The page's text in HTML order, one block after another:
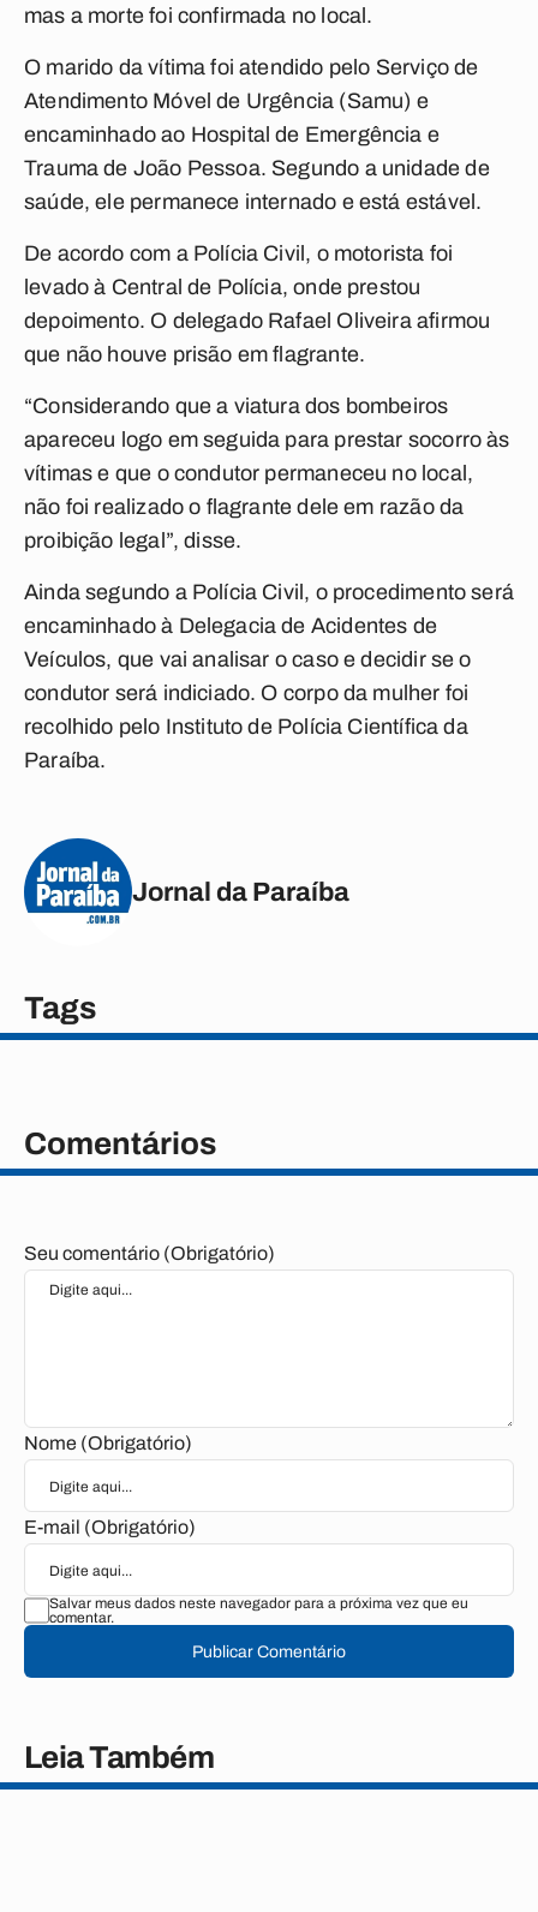
mas a morte foi confirmada no local.
O marido da vítima foi atendido pelo Serviço de
Atendimento Móvel de Urgência (Samu) e
encaminhado ao Hospital de Emergência e
Trauma de João Pessoa. Segundo a unidade de
saúde, ele permanece internado e está estável.
De acordo com a Polícia Civil, o motorista foi
levado à Central de Polícia, onde prestou
depoimento. O delegado Rafael Oliveira afirmou
que não houve prisão em flagrante.
“Considerando que a viatura dos bombeiros
apareceu logo em seguida para prestar socorro às
vítimas e que o condutor permaneceu no local,
não foi realizado o flagrante dele em razão da
proibição legal”, disse.
Ainda segundo a Polícia Civil, o procedimento será
encaminhado à Delegacia de Acidentes de
Veículos, que vai analisar o caso e decidir se o
condutor será indiciado. O corpo da mulher foi
recolhido pelo Instituto de Polícia Científica da
Paraíba.
Jornal da Paraíba
Tags
Comentários
Seu comentário (Obrigatório)
Nome (Obrigatório)
E-mail (Obrigatório)
Salvar meus dados neste navegador para a próxima vez que eu
comentar.
Publicar Comentário
Leia Também